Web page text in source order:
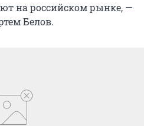
на российском рынке, —
Белов.